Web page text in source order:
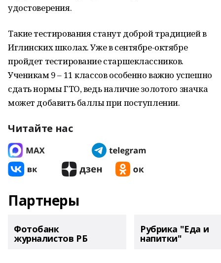
удостоверения.
Такие тестирования станут доброй традицией в
Иглинских школах. Уже в сентябре-октябре
пройдет тестирование старшеклассников.
Ученикам 9 – 11 классов особенно важно успешно
сдать нормы ГТО, ведь наличие золотого значка
может добавить баллы при поступлении.
Читайте нас
Партнеры
Фотобанк
журналистов РБ
Рубрика "Еда и
напитки"